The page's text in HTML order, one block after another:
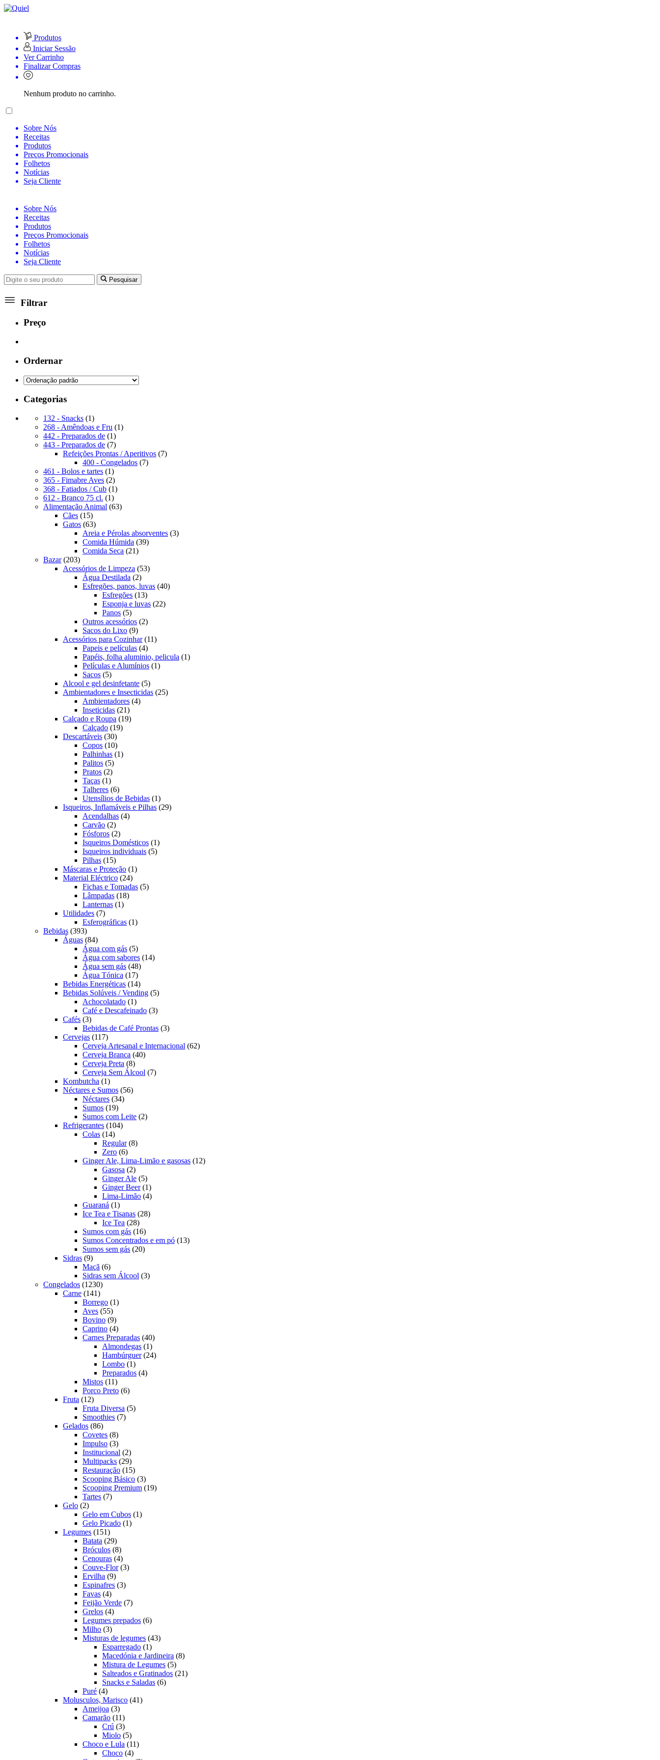
Produtos
Iniciar Sessão
Ver Carrinho
Finalizar Compras
Nenhum produto no carrinho.
Sobre Nós
Receitas
Produtos
Preços Promocionais
Folhetos
Notícias
Seja Cliente
Sobre Nós
Receitas
Produtos
Preços Promocionais
Folhetos
Notícias
Seja Cliente
Pesquisar
Filtrar
Preço
Ordernar
Categorias
132 - Snacks 11
produto
268 - Amêndoas e Fru 11
442 - Preparados de 11
produto
443 - Preparados de 77
produtos
Refeições Prontas / Aperitivos 77
400 - Congelados 77
461 - Bolos e tartes 11
produto
365 - Fimabre Aves 22
produtos
368 - Fatiados / Cub 11
612 - Branco 75 cl. 11
produto
Alimentação Animal 6363
Cães 1515
produtos
Gatos 6363
produtos
Areia e Pérolas absorventes 33
Comida Húmida 3939
Comida Seca 2121
Bazar 203203
produtos
Acessórios de Limpeza 5353
Água Destilada 22
produtos
Esfregões, panos, luvas 4040
Esfregões 1313
produtos
Esponja e luvas 2222
Panos 55
produtos
Outros acessórios 22
Sacos do Lixo 99
produtos
Acessórios para Cozinhar 1111
Papeis e películas 44
produtos
Papéis, folha aluminio, pelicula 11
Películas e Alumínios 11
Sacos 55
produtos
Alcool e gel desinfetante 55
produtos
Ambientadores e Insecticidas 2525
Ambientadores 44
Inseticidas 2121
produtos
Calçado e Roupa 1919
Calçado 1919
Descartáveis 3030
produtos
Copos 1010
produtos
Palhinhas 11
Palitos 55
produtos
Pratos 22
produtos
Taças 11
produto
Talheres 66
produtos
Utensílios de Bebidas 11
produto
Isqueiros, Inflamáveis e Pilhas 2929
Acendalhas 44
Carvão 22
produtos
Fósforos 22
produtos
Isqueiros Domésticos 11
produto
Isqueiros individuais 55
Pilhas 1515
produtos
Máscaras e Proteção 11
Material Eléctrico 2424
produtos
Fichas e Tomadas 55
Lâmpadas 1818
Lanternas 11
Utilidades 77
produtos
Esferográficas 11
Bebidas 393393
produtos
Águas 8484
produtos
Água com gás 55
produtos
Água com sabores 1414
Água sem gás 4848
Água Tónica 1717
produtos
Bebidas Energéticas 1414
produtos
Bebidas Solúveis / Vending 55
Achocolatado 11
produto
Café e Descafeinado 33
Cafés 33
produtos
Bebidas de Café Prontas 33
Cervejas 117117
produtos
Cerveja Artesanal e Internacional 6262
Cerveja Branca 4040
Cerveja Preta 88
produtos
Cerveja Sem Álcool 77
Kombutcha 11
produto
Néctares e Sumos 5656
Néctares 3434
Sumos 1919
produtos
Sumos com Leite 22
Refrigerantes 104104
Colas 1414
produtos
Regular 88
Zero 66
produtos
Ginger Ale, Lima-Limão e gasosas 1212
Gasosa 22
produtos
Ginger Ale 55
produtos
Ginger Beer 11
produto
Lima-Limão 44
Guaraná 11
produto
Ice Tea e Tisanas 2828
Ice Tea 2828
produtos
Sumos com gás 1616
produtos
Sumos Concentrados e em pó 1313
Sumos sem gás 2020
Sidras 99
produtos
Maçã 66
produtos
Sidras sem Álcool 33
Congelados 12301230
produtos
Carne 141141
produtos
Borrego 11
Aves 5555
produtos
Bovino 99
produtos
Caprino 44
produtos
Carnes Preparadas 4040
produtos
Almondegas 11
produto
Hambúrguer 2424
Lombo 11
produto
Preparados 44
Mistos 1111
produtos
Porco Preto 66
Fruta 1212
produtos
Fruta Diversa 55
Smoothies 77
Gelados 8686
produtos
Covetes 88
produtos
Impulso 33
produtos
Institucional 22
produtos
Multipacks 2929
produtos
Restauração 1515
produtos
Scooping Básico 33
produtos
Scooping Premium 1919
Tartes 77
Gelo 22
produtos
Gelo em Cubos 11
Gelo Picado 11
Legumes 151151
produtos
Batata 2929
produtos
Bróculos 88
produtos
Cenouras 44
produtos
Couve-Flor 33
Ervilha 99
produtos
Espinafres 33
Favas 44
produtos
Feijão Verde 77
Grelos 44
produtos
Legumes prepados 66
Milho 33
produtos
Misturas de legumes 4343
Esparregado 11
produto
Macedónia e Jardineira 88
Mistura de Legumes 55
produtos
Salteados e Gratinados 2121
Snacks e Saladas 66
Puré 44
produtos
Molusculos, Marisco 4141
Ameijoa 33
produtos
Camarão 1111
produtos
Crú 33
produtos
Miolo 55
produtos
Choco e Lula 1111
Choco 44